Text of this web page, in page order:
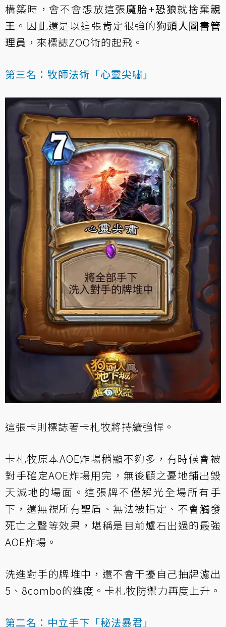
構築時，會不會想放這張魔胎+恐狼就捨棄親
王 。因此還是以這張肯定很強的狗頭人圖書管
理員 ，來標誌ZOO術的起飛。
第三名：牧師法術「心靈尖嘯」
這張卡則標誌著卡札牧將持續強悍。
卡札牧原本AOE炸場稍顯不夠多，有時候會被
對手確定AOE炸場用完，無後顧之憂地鋪出毀
天滅地的場面。這張牌不僅解光全場所有手
下，還無視所有聖盾、無法被指定、不會觸發
死亡之聲等效果，堪稱是目前爐石出過的最強
AOE炸場。
洗進對手的牌堆中，還不會干擾自己抽牌濾出
5、8combo的進度。卡札牧防禦力再度上升。
第二名：中立手下「秘法暴君」